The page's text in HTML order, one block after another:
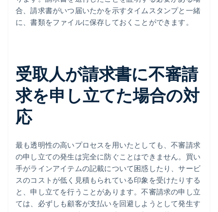
合、請求書がいつ届いたかを示すタイムスタンプと一緒
に、書類をファイルに保存しておくことができます。
受取人が請求書に不審請
求を申し立てた場合の対
応
最も透明性の高いプロセスを用いたとしても、不審請求
の申し立ての発生は完全に防ぐことはできません。買い
手がラインアイテムの記載について困惑したり、サービ
スのコストが低く見積もられている印象を受けたりする
と、申し立てを行うことがあります。不審請求の申し立
ては、必ずしも顧客が支払いを回避しようとして発生す